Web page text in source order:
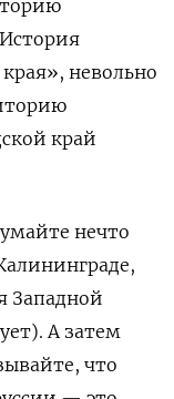
невольно
край
нечто
Западной
А затем
что